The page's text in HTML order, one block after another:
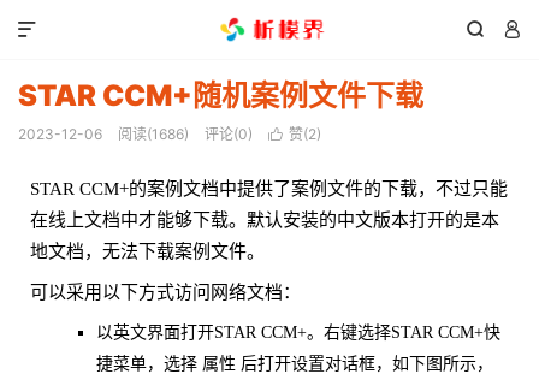
 

STAR CCM+随机案例文件下载
2023-12-06 阅读(1686) 评论(0)  赞(2)
STAR CCM+的案例文档中提供了案例文件的下载，不过只能
在线上文档中才能够下载。默认安装的中文版本打开的是本
地文档，无法下载案例文件。
可以采用以下方式访问网络文档：
以英文界面打开STAR CCM+。右键选择STAR CCM+快
捷菜单，选择 属性 后打开设置对话框，如下图所示，